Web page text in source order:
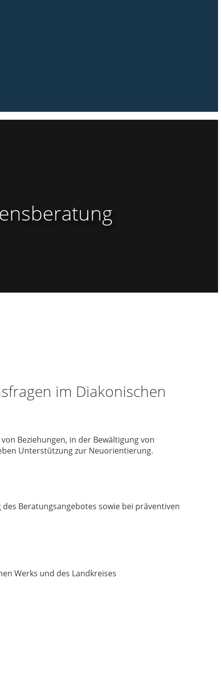
im Diakonischen
Beziehungen, in der Bewältigung von
Unterstützung zur Neuorientierung.
Beratungsangebotes sowie bei präventiven
Werks und des Landkreises